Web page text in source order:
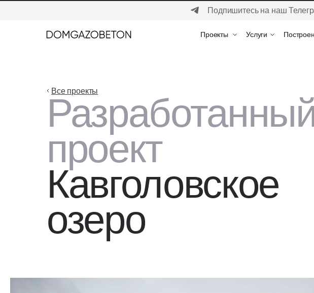
Подпишитесь на наш
Проекты
Проекты Услуги
Услуги
Все проекты
проект
Кавголовское
озеро